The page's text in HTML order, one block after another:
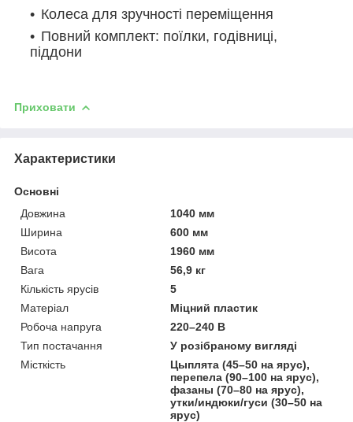
Колеса для зручності переміщення
Повний комплект: поїлки, годівниці,
піддони
Приховати
Характеристики
Основні
Довжина
1040 мм
Ширина
600 мм
Висота
1960 мм
Вага
56,9 кг
Кількість ярусів
5
Матеріал
Міцний пластик
Робоча напруга
220–240 В
Тип постачання
У розібраному вигляді
Місткість
Цыплята (45–50 на ярус),
перепела (90–100 на ярус),
фазаны (70–80 на ярус),
утки/индюки/гуси (30–50 на
ярус)